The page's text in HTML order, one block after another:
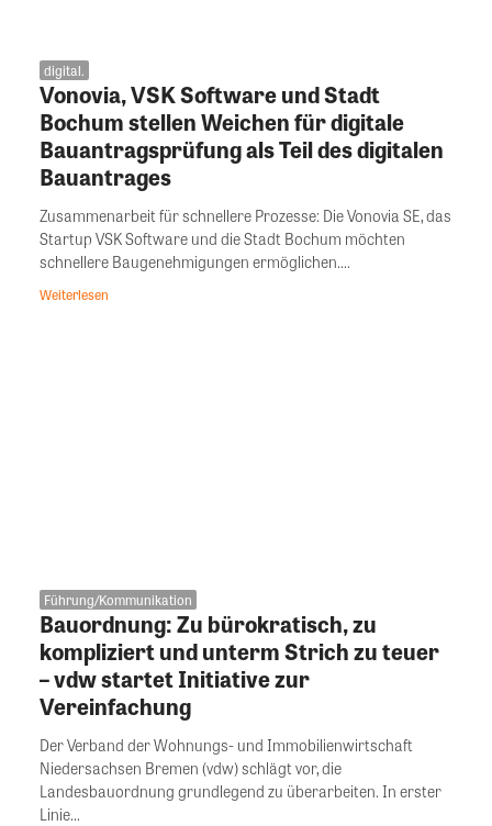
digital.
Vonovia, VSK Software und Stadt
Bochum stellen Weichen für digitale
Bauantragsprüfung als Teil des digitalen
Bauantrages
Zusammenarbeit für schnellere Prozesse: Die Vonovia SE, das
Startup VSK Software und die Stadt Bochum möchten
schnellere Baugenehmigungen ermöglichen....
Weiterlesen
Führung/Kommunikation
Bauordnung: Zu bürokratisch, zu
kompliziert und unterm Strich zu teuer
– vdw startet Initiative zur
Vereinfachung
Der Verband der Wohnungs- und Immobilienwirtschaft
Niedersachsen Bremen (vdw) schlägt vor, die
Landesbauordnung grundlegend zu überarbeiten. In erster
Linie...